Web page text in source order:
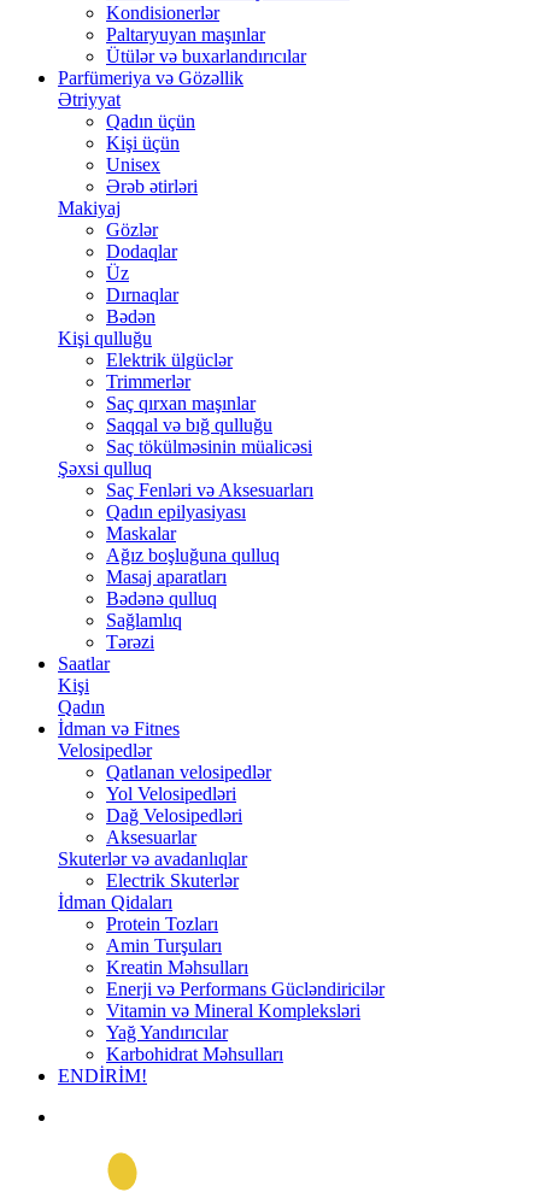
Kondisionerlər
Paltaryuyan maşınlar
Ütülər və buxarlandırıcılar
Parfümeriya və Gözəllik
Ətriyyat
Qadın üçün
Kişi üçün
Unisex
Ərəb ətirləri
Makiyaj
Gözlər
Dodaqlar
Üz
Dırnaqlar
Bədən
Kişi qulluğu
Elektrik ülgüclər
Trimmerlər
Saç qırxan maşınlar
Saqqal və bığ qulluğu
Saç tökülməsinin müalicəsi
Şəxsi qulluq
Saç Fenləri və Aksesuarları
Qadın epilyasiyası
Maskalar
Ağız boşluğuna qulluq
Masaj aparatları
Bədənə qulluq
Sağlamlıq
Tərəzi
Saatlar
Kişi
Qadın
İdman və Fitnes
Velosipedlər
Qatlanan velosipedlər
Yol Velosipedləri
Dağ Velosipedləri
Aksesuarlar
Skuterlər və avadanlıqlar
Electrik Skuterlər
İdman Qidaları
Protein Tozları
Amin Turşuları
Kreatin Məhsulları
Enerji və Performans Gücləndiricilər
Vitamin və Mineral Kompleksləri
Yağ Yandırıcılar
Karbohidrat Məhsulları
ENDİRİM!